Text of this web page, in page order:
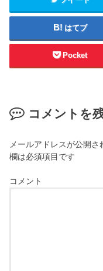
はてブ
Pocket
コメントを
メールアドレスが公開さ
欄は必須項目です
コメント